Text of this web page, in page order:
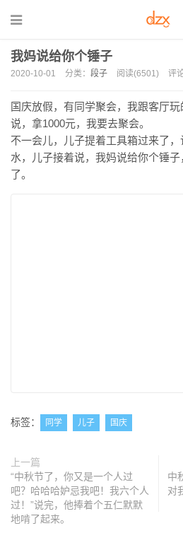
我妈说给你个锤子
2020-10-01 分类： 段子 阅读(6501) 评
国庆放假，有同学聚会，我跟客厅
说，拿1000元，我要去聚会。
不一会儿，儿子提着工具箱过来了
水，儿子接着说，我妈说给你个锤
了。
标签： 同学 儿子 国庆
上一篇
“中秋节了，你又是一个人过
吧？哈哈哈妒忌我吧！我六个人
过！”说完，他捧着个五仁默默
地啃了起来。
中
对